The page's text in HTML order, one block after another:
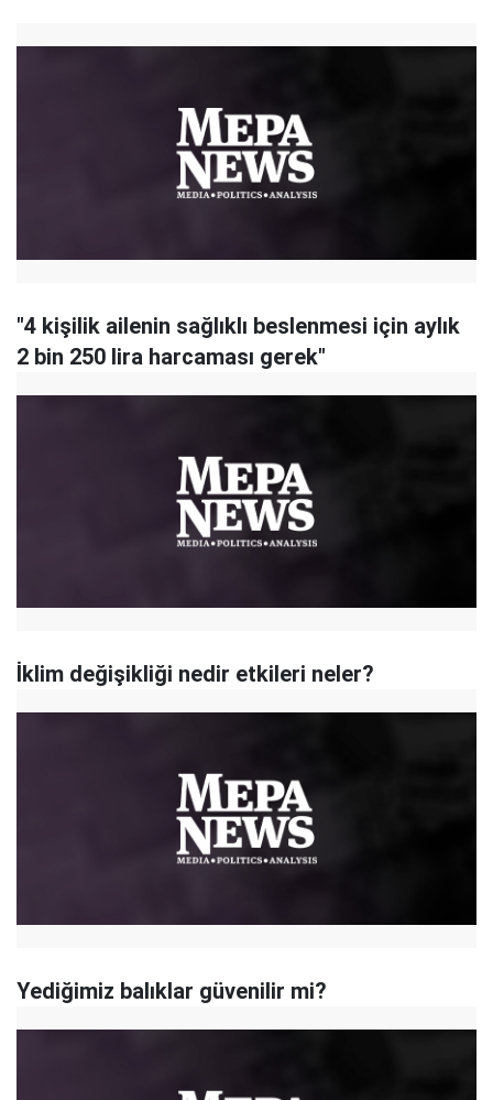
"4 kişilik ailenin sağlıklı beslenmesi için aylık
2 bin 250 lira harcaması gerek"
İklim değişikliği nedir etkileri neler?
Yediğimiz balıklar güvenilir mi?